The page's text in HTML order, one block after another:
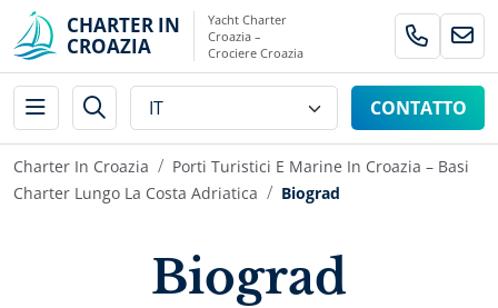
CHARTER IN
CROAZIA
Yacht Charter
Croazia –
Crociere Croazia
CONTATTO
Charter In Croazia
Porti Turistici E Marine In Croazia – Basi
Charter Lungo La Costa Adriatica
Biograd
Biograd